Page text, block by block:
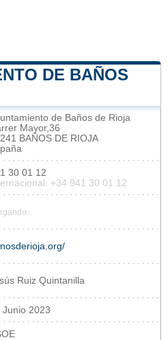
DE BAÑOS
de Baños de Rioja
Mayor,36
BAÑOS DE RIOJA
30 01 12
+34 941 30 01 12
Ruiz Quintanilla
Junio 2023